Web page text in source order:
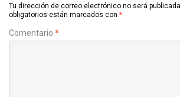
Tu dirección de correo electrónico no será
obligatorios están marcados con *
Comentario *